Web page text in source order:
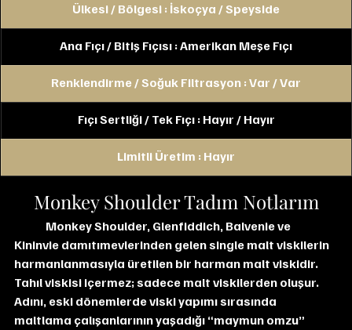
Ülkesi / Bölgesi : İskoçya / Speyside
Ana Fıçı / Bitiş Fıçısı : Amerikan Meşe Fıçı
Renklendirme / Soğuk Filtrasyon : Var / Var
Fıçı Sertliği / Tek Fıçı : Hayır / Hayır
Limitli Üretim : Hayır
Monkey Shoulder Tadım Notlarım
Monkey Shoulder, Glenfiddich, Balvenie ve
Kininvie damıtımevlerinden gelen single malt viskilerin
harmanlanmasıyla üretilen bir harman malt viskidir.
Tahıl viskisi içermez; sadece malt viskilerden oluşur.
Adını, eski dönemlerde viski yapımı sırasında
maltlama çalışanlarının yaşadığı “maymun omzu”